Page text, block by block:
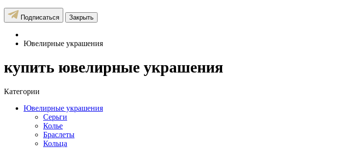
Подписаться Закрыть
Ювелирные украшения
купить ювелирные украшения
Категории
Ювелирные украшения
Серьги
Колье
Браслеты
Кольца